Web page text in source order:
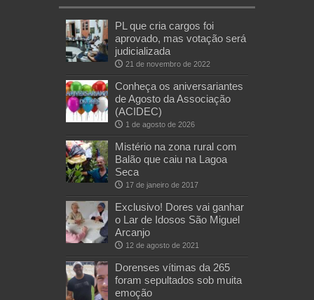
PL que cria cargos foi
aprovado, mas votação será
judicializada
21 de novembro de 2022
Conheça os aniversariantes
de Agosto da Associação
(ACIDEC)
1 de agosto de 2026
Mistério na zona rural com
Balão que caiu na Lagoa
Seca
17 de janeiro de 2017
Exclusivo! Dores vai ganhar
o Lar de Idosos São Miguel
Arcanjo
12 de agosto de 2021
Dorenses vítimas da 265
foram sepultados sob muita
emoção